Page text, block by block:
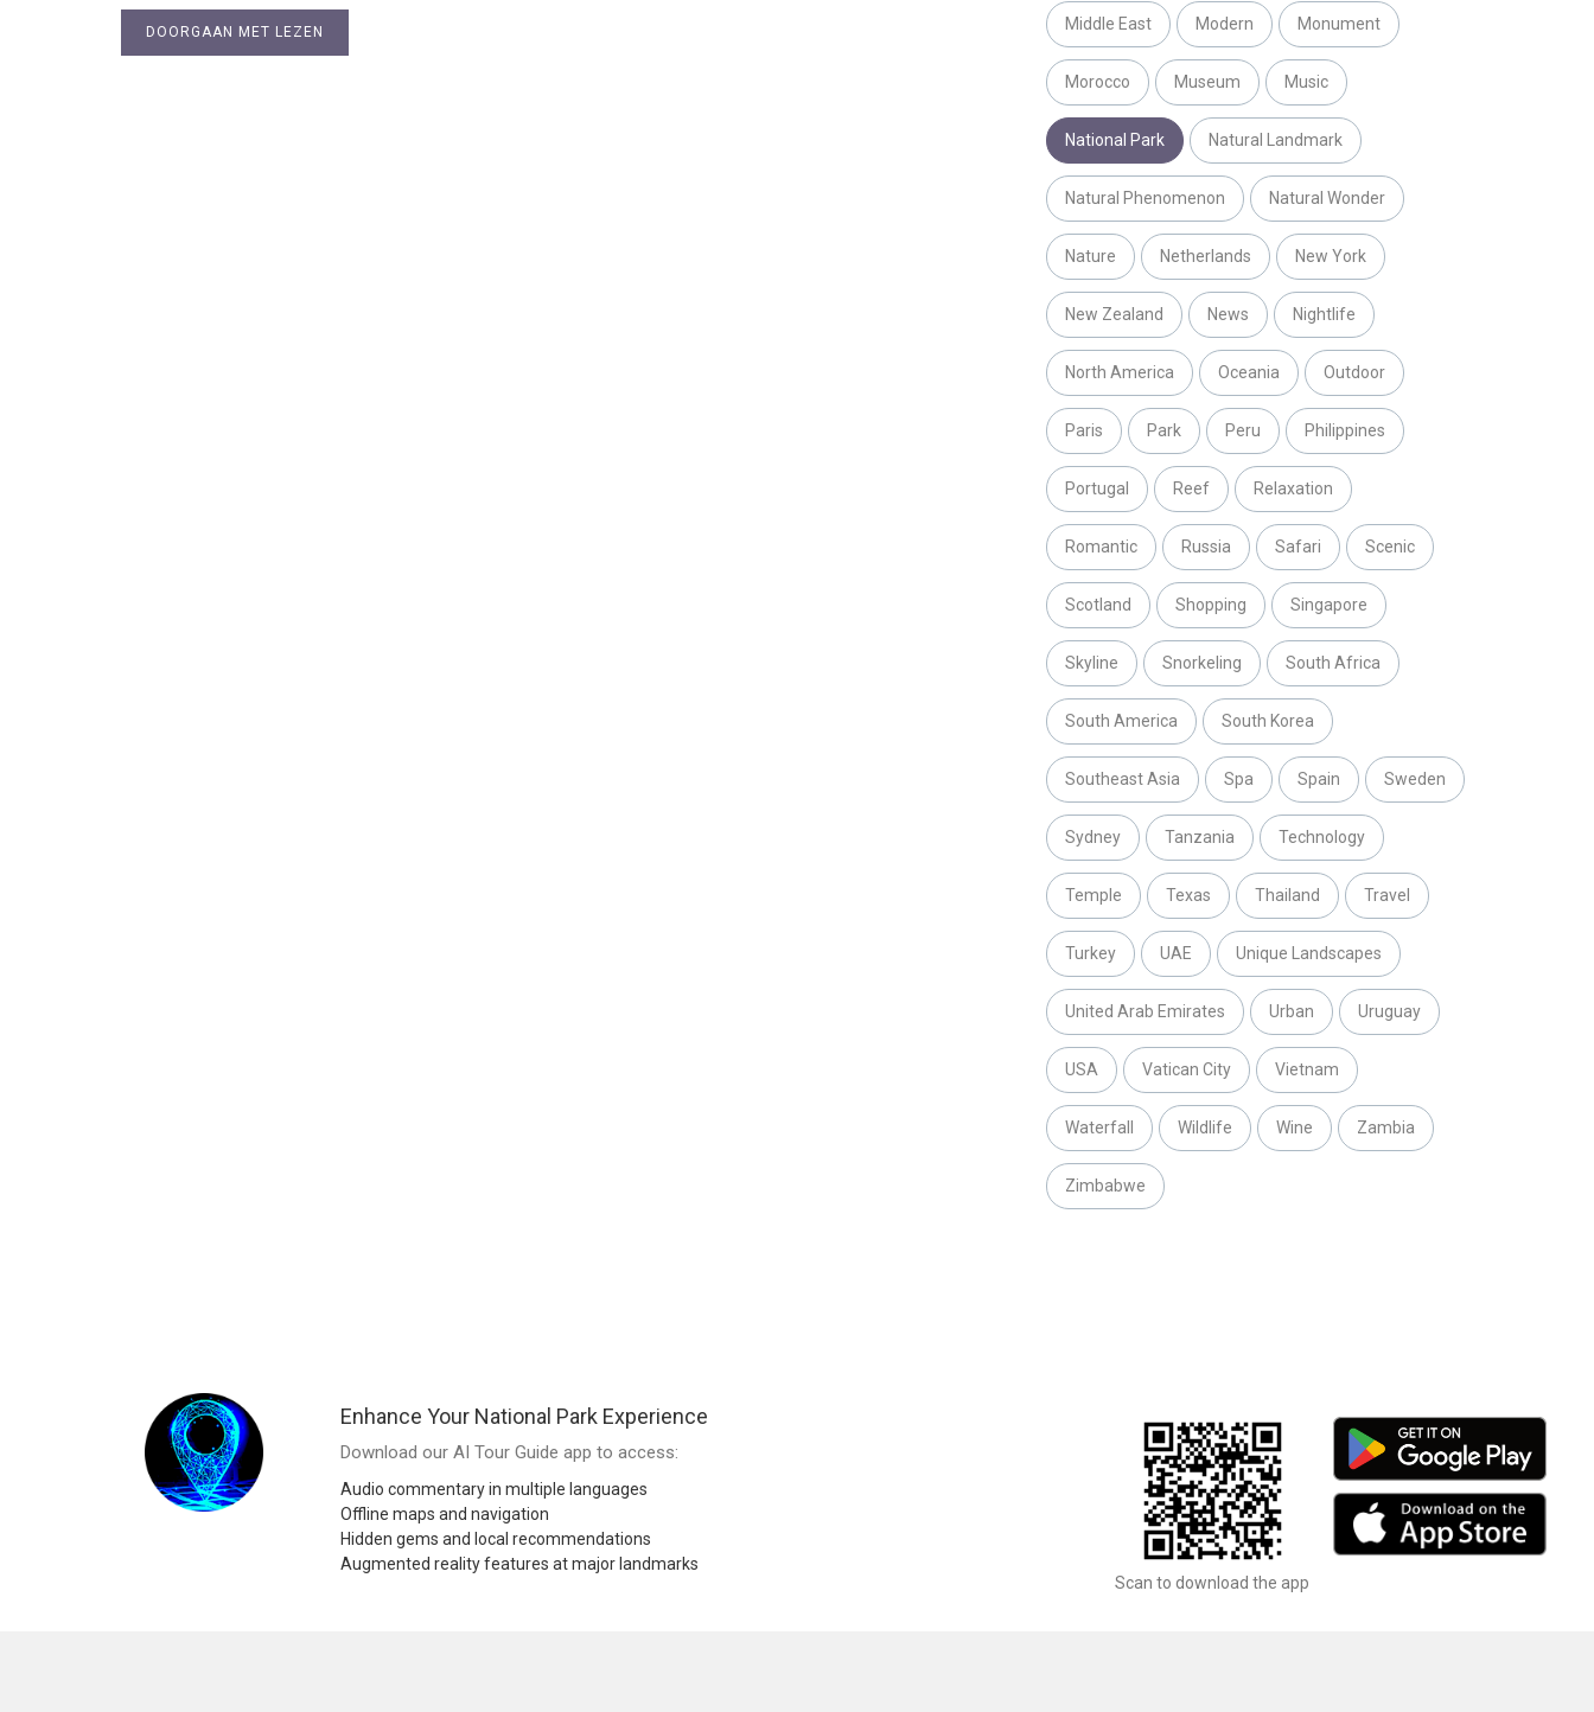
DOORGAAN MET LEZEN Middle East Modern Monument
Morocco Museum Music
National Park Natural Landmark
Natural Phenomenon Natural Wonder
Nature Netherlands New York
New Zealand News Nightlife
North America Oceania Outdoor
Paris Park Peru Philippines
Portugal Reef Relaxation
Romantic Russia Safari Scenic
Scotland Shopping Singapore
Skyline Snorkeling South Africa
South America South Korea
Southeast Asia Spa Spain Sweden
Sydney Tanzania Technology
Temple Texas Thailand Travel
Turkey UAE Unique Landscapes
United Arab Emirates Urban Uruguay
USA Vatican City Vietnam
Waterfall Wildlife Wine Zambia
Zimbabwe
Enhance Your National Park Experience
Download our AI Tour Guide app to access:
Audio commentary in multiple languages
Offline maps and navigation
Hidden gems and local recommendations
Augmented reality features at major landmarks
Scan to download the app